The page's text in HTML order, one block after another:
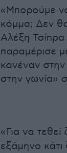
«Μπορούμε
κόμμα; Δεν
Αλέξη
παραμέρισε
κανέναν
στην γωνία»
«Για να
εξάμηνο κάτι